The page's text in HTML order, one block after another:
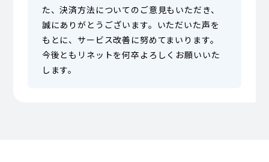
た、決済方法についてのご意見もいただき、
誠にありがとうございます。いただいた声を
もとに、サービス改善に努めてまいります。
今後ともリネットを何卒よろしくお願いいた
します。